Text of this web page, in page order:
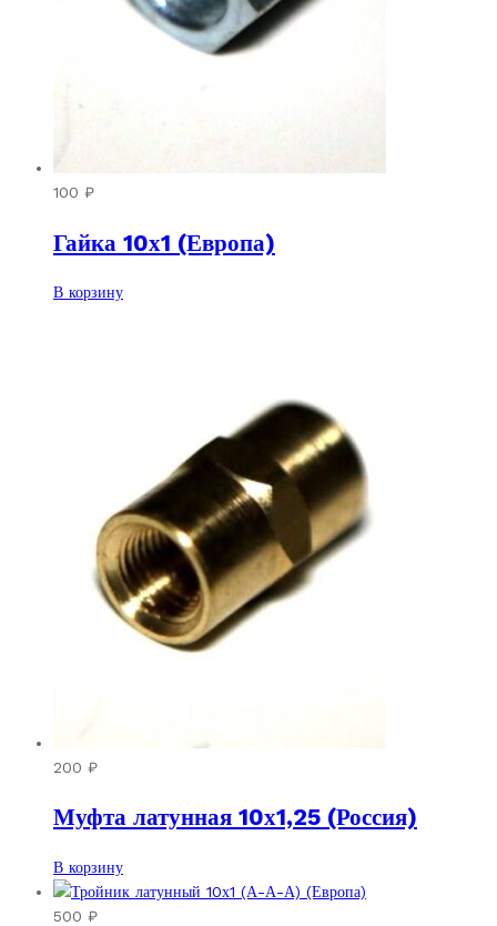
100 ₽
Гайка 10х1 (Европа)
В корзину
200 ₽
Муфта латунная 10х1,25 (Россия)
В корзину
500 ₽